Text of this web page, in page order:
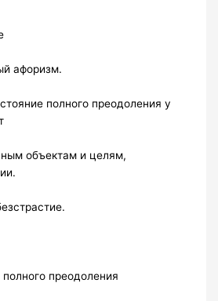
афоризм.
полного преодоления у
объектам и целям,
преодоления